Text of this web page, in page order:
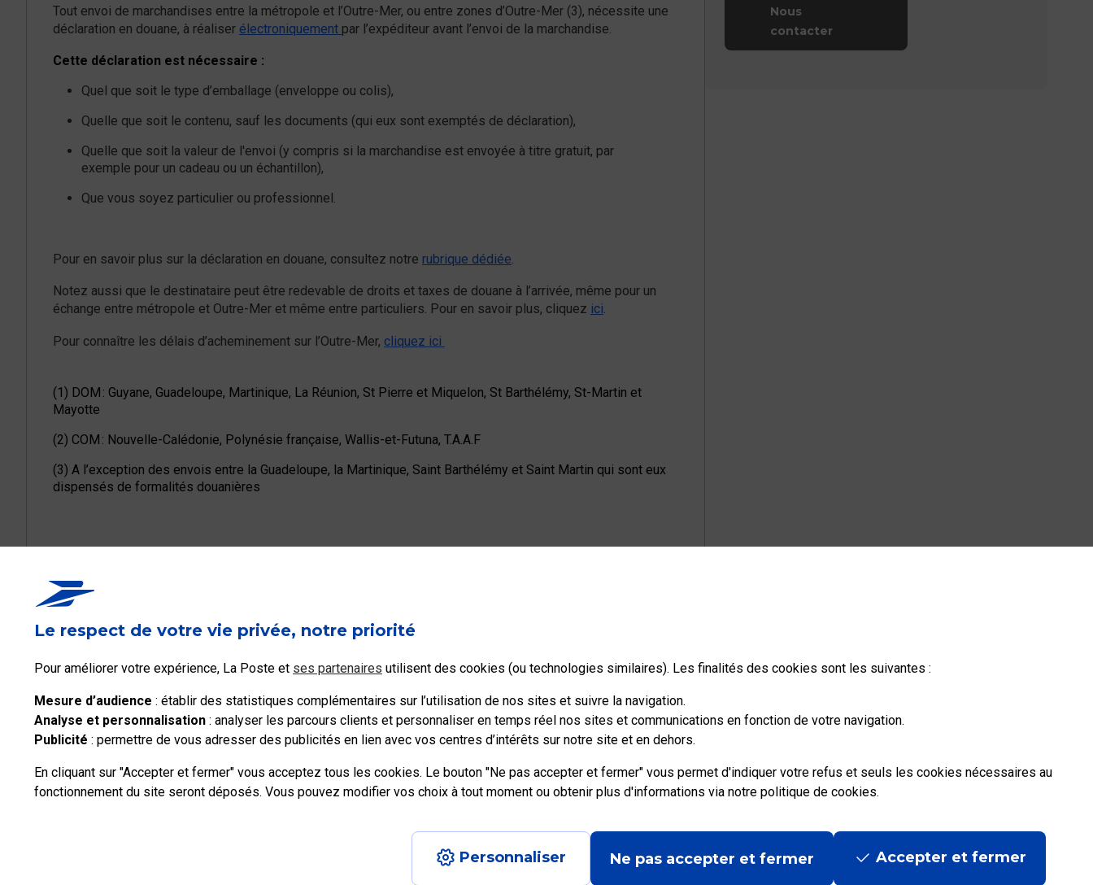
Le respect de votre vie privée, notre priorité
Pour améliorer votre expérience, La Poste et ses partenaires utilisent des cookies (ou technologies similaires). Les finalités des cookies sont les suivantes :
Mesure d’audience : établir des statistiques complémentaires sur l’utilisation de nos sites et suivre la navigation.
Analyse et personnalisation : analyser les parcours clients et personnaliser en temps réel nos sites et communications en fonction de votre navigation.
Publicité : permettre de vous adresser des publicités en lien avec vos centres d’intérêts sur notre site et en dehors.
En cliquant sur "Accepter et fermer" vous acceptez tous les cookies. Le bouton "Ne pas accepter et fermer" vous permet d'indiquer votre refus et seuls les cookies nécessaires au
fonctionnement du site seront déposés. Vous pouvez modifier vos choix à tout moment ou obtenir plus d'informations via notre politique de cookies.
Personnaliser Ne pas accepter et fermer Accepter et fermer
Tout envoi de marchandises entre la métropole et l’Outre-Mer, ou entre zones d’Outre-Mer (3), nécessite une
déclaration en douane, à réaliser électroniquement par l’expéditeur avant l’envoi de la marchandise.
Cette déclaration est nécessaire :
Quel que soit le type d’emballage (enveloppe ou colis),
Quelle que soit le contenu, sauf les documents (qui eux sont exemptés de déclaration),
Quelle que soit la valeur de l'envoi (y compris si la marchandise est envoyée à titre gratuit, par
exemple pour un cadeau ou un échantillon),
Que vous soyez particulier ou professionnel.
Pour en savoir plus sur la déclaration en douane, consultez notre rubrique dédiée
Notez aussi que le destinataire peut être redevable de droits et taxes de douane à l’arrivée, même pour un
échange entre métropole et Outre-Mer et même entre particuliers. Pour en savoir plus, cliquez ici
Pour connaître les délais d’acheminement sur l’Outre-Mer, cliquez ici
(1) DOM : Guyane, Guadeloupe, Martinique, La Réunion, St Pierre et Miquelon, St Barthélémy, St-Martin et
Mayotte
(2) COM : Nouvelle-Calédonie, Polynésie française, Wallis-et-Futuna, T.A.A.F
(3) A l’exception des envois entre la Guadeloupe, la Martinique, Saint Barthélémy et Saint Martin qui sont eux
dispensés de formalités douanières
Oui Non
Nous
contacter